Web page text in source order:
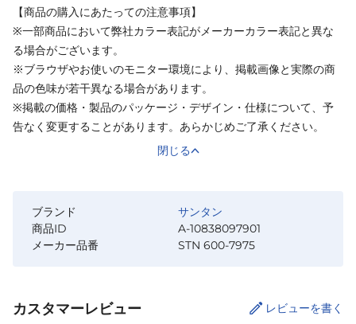
【商品の購入にあたっての注意事項】
※一部商品において弊社カラー表記がメーカーカラー表記と異な
る場合がございます。
※ブラウザやお使いのモニター環境により、掲載画像と実際の商
品の色味が若干異なる場合があります。
※掲載の価格・製品のパッケージ・デザイン・仕様について、予
告なく変更することがあります。あらかじめご了承ください。
閉じる
ブランド
サンタン
商品ID
A-10838097901
メーカー品番
STN 600-7975
カスタマーレビュー レビューを書く